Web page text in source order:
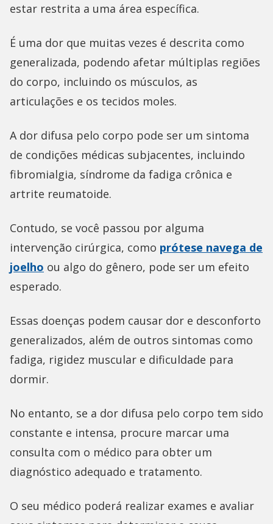
estar restrita a uma área específica.
É uma dor que muitas vezes é descrita como
generalizada, podendo afetar múltiplas regiões
do corpo, incluindo os músculos, as
articulações e os tecidos moles.
A dor difusa pelo corpo pode ser um sintoma
de condições médicas subjacentes, incluindo
fibromialgia, síndrome da fadiga crônica e
artrite reumatoide.
Contudo, se você passou por alguma
intervenção cirúrgica, como prótese navega de
joelho ou algo do gênero, pode ser um efeito
esperado.
Essas doenças podem causar dor e desconforto
generalizados, além de outros sintomas como
fadiga, rigidez muscular e dificuldade para
dormir.
No entanto, se a dor difusa pelo corpo tem sido
constante e intensa, procure marcar uma
consulta com o médico para obter um
diagnóstico adequado e tratamento.
O seu médico poderá realizar exames e avaliar